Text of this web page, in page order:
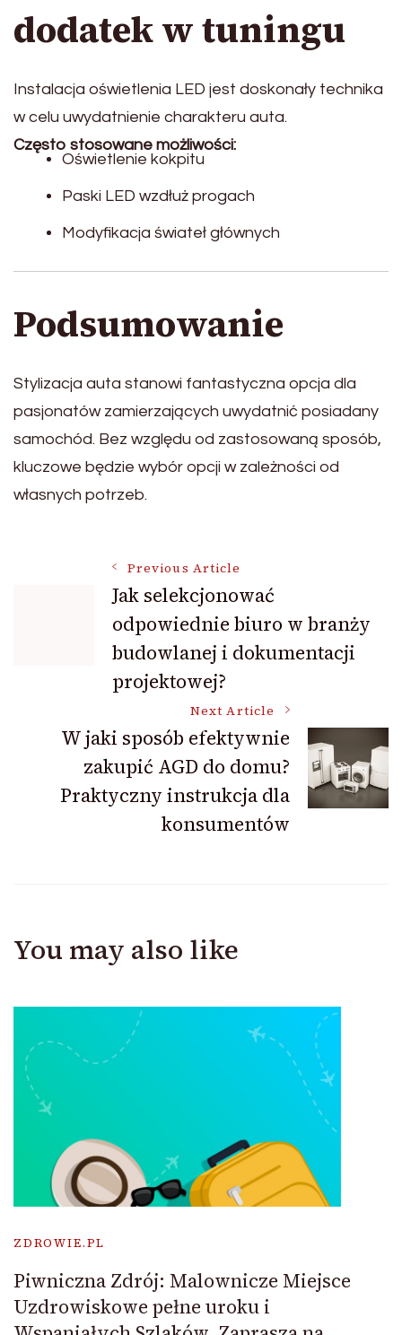
dodatek w tuningu
Instalacja oświetlenia LED jest doskonały technika
w celu uwydatnienie charakteru auta.
Często stosowane możliwości:
Oświetlenie kokpitu
Paski LED wzdłuż progach
Modyfikacja świateł głównych
Podsumowanie
Stylizacja auta stanowi fantastyczna opcja dla
pasjonatów zamierzających uwydatnić posiadany
samochód. Bez względu od zastosowaną sposób,
kluczowe będzie wybór opcji w zależności od
własnych potrzeb.
Navigation
Previous Article
Jak selekcjonować
odpowiednie biuro w branży
budowlanej i dokumentacji
projektowej?
Next Article
W jaki sposób efektywnie
zakupić AGD do domu?
Praktyczny instrukcja dla
konsumentów
You may also like
ZDROWIE.PL
Piwniczna Zdrój: Malownicze Miejsce
Uzdrowiskowe pełne uroku i